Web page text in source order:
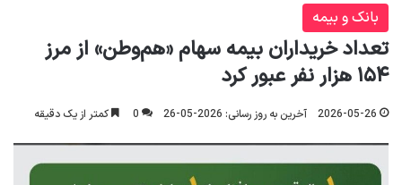
بانک و بیمه
تعداد خریداران بیمه سهام «هم‌وطن» از مرز
۱۵۴ هزار نفر عبور کرد
2026-05-26 آخرین به روز رسانی: 2026-05-26 0 کمتر از یک دقیقه